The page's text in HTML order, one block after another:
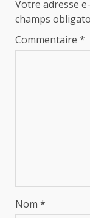
Votre adresse
champs
Commentaire *
Nom *